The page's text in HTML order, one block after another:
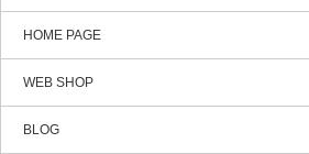
HOME PAGE
WEB SHOP
BLOG